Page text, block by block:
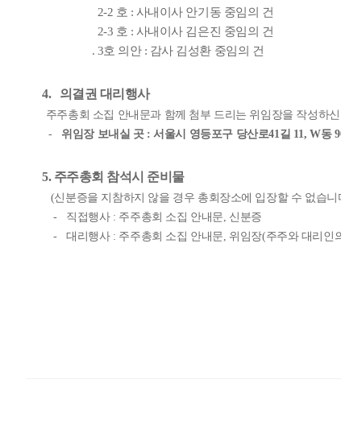
2-2 호 : 사내이사 안기동 중임의 건
2-3 호 : 사내이사 김은진 중임의 건
. 3호 의안 : 감사 김성환 중임의 건
4. 의결권 대리행사
주주총회 소집 안내문과 함께 첨부 드리는 위임장을 작성하
-
위임장 보내실 곳:서울시 영등포구 당산로41길 11, W동
5. 주주총회 참석시 준비물
(신분증을 지참하지 않을 경우 총회장소에 입장할 수 없습니
-
직접행사: 주주총회 소집 안내문, 신분증
-
대리행사: 주주총회 소집 안내문, 위임장(주주와 대리인